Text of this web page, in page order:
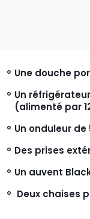
Une douche
Un
(alimenté par
Un onduleur de
Des prises
Un auvent
Deux chaises